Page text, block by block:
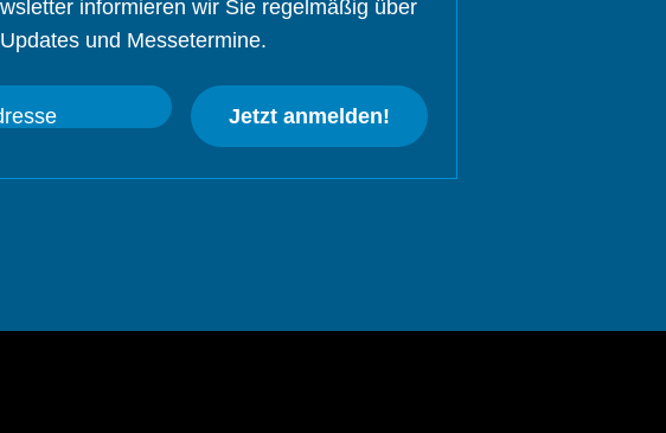
informieren wir Sie regelmäßig über
und Messetermine.
Jetzt anmelden!